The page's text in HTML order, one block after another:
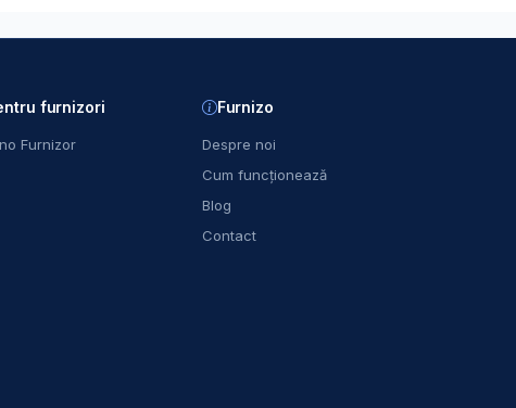
furnizori
Furnizor
Furnizo
Despre noi
Cum funcționează
Blog
Contact